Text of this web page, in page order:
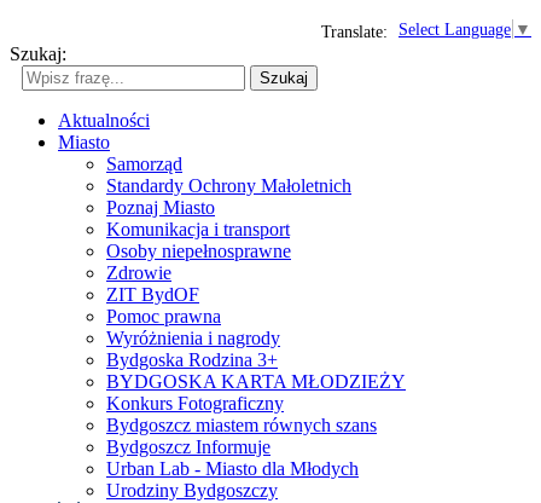
Select Language ▼
Translate:
Szukaj:
Szukaj
Aktualności
Miasto
Samorząd
Standardy Ochrony Małoletnich
Poznaj Miasto
Komunikacja i transport
Osoby niepełnosprawne
Zdrowie
ZIT BydOF
Pomoc prawna
Wyróżnienia i nagrody
Bydgoska Rodzina 3+
BYDGOSKA KARTA MŁODZIEŻY
Konkurs Fotograficzny
Bydgoszcz miastem równych szans
Bydgoszcz Informuje
Urban Lab - Miasto dla Młodych
Urodziny Bydgoszczy